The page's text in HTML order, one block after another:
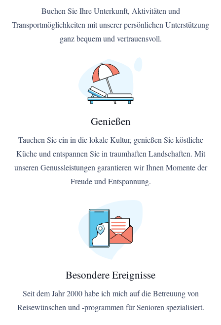
Buchen Sie Ihre Unterkunft, Aktivitäten und
Transportmöglichkeiten mit unserer persönlichen Unterstützung
ganz bequem und vertrauensvoll.
Genießen
Tauchen Sie ein in die lokale Kultur, genießen Sie köstliche
Küche und entspannen Sie in traumhaften Landschaften. Mit
unseren Genussleistungen garantieren wir Ihnen Momente der
Freude und Entspannung.
Besondere Ereignisse
Seit dem Jahr 2000 habe ich mich auf die Betreuung von
Reisewünschen und -programmen für Senioren spezialisiert.